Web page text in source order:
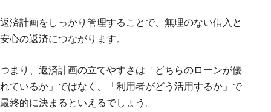
返済計画をしっかり管理することで、無理のない借入と
安心の返済につながります。
つまり、返済計画の立てやすさは「どちらのローンが優
れているか」ではなく、「利用者がどう活用するか」で
最終的に決まるといえるでしょう。